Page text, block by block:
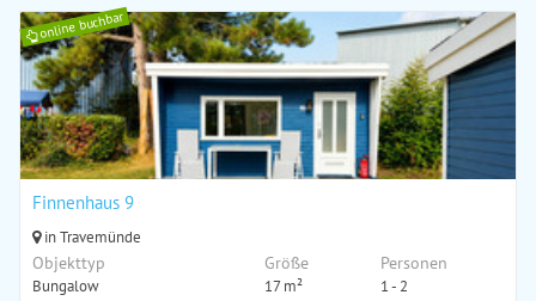
online buchbar
Finnenhaus 9
in Travemünde
Objekttyp
Bungalow
Größe
17 m²
Personen
1 - 2